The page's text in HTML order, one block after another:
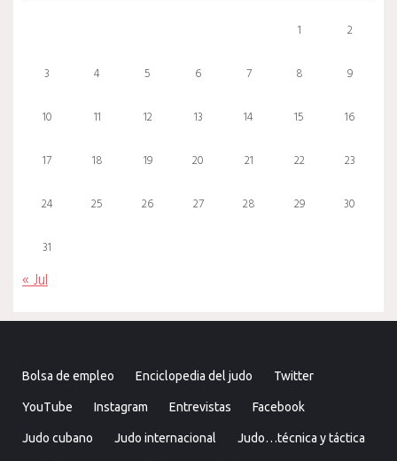
1 2
3 4 5 6 7 8 9
10 11 12 13 14 15 16
17 18 19 20 21 22 23
24 25 26 27 28 29 30
31
« Jul
Bolsa de empleo Enciclopedia del judo Twitter
YouTube Instagram Entrevistas Facebook
Judo cubano Judo internacional Judo…técnica y táctica